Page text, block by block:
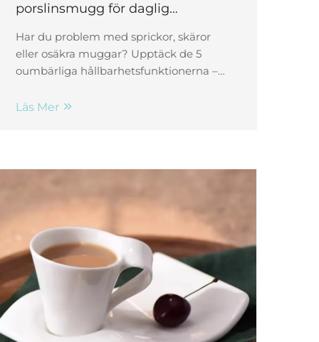
porslinsmugg för daglig
Har du problem med sprickor, skäror
eller osäkra muggar? Upptäck de 5
oumbärliga hållbarhetsfunktionerna –
hållfasthet, blyfri säkerhet samt
Läs Mer